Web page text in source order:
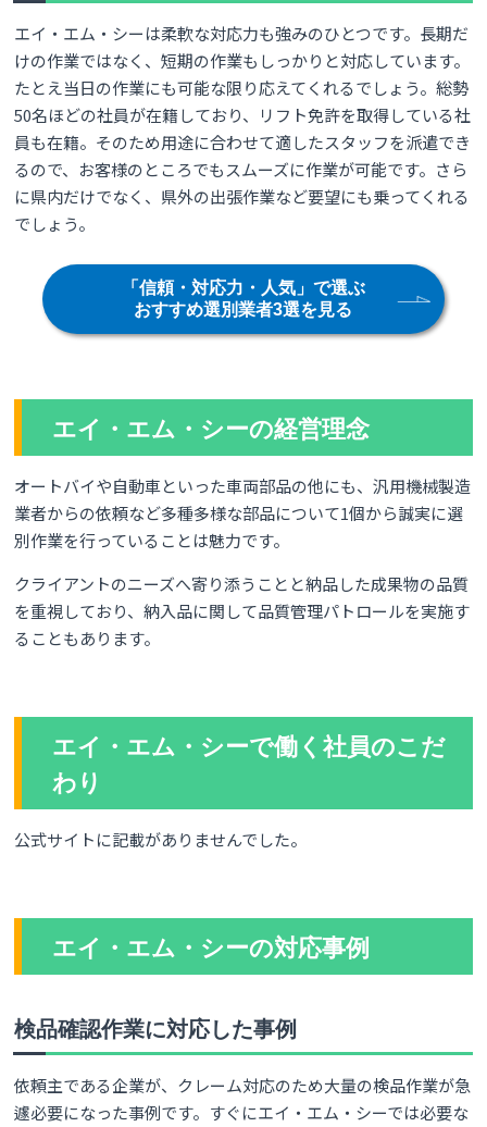
エイ・エム・シーは柔軟な対応力も強みのひとつです。長期だ
けの作業ではなく、短期の作業もしっかりと対応しています。
たとえ当日の作業にも可能な限り応えてくれるでしょう。総勢
50名ほどの社員が在籍しており、リフト免許を取得している社
員も在籍。そのため用途に合わせて適したスタッフを派遣でき
るので、お客様のところでもスムーズに作業が可能です。さら
に県内だけでなく、県外の出張作業など要望にも乗ってくれる
でしょう。
「信頼・対応力・人気」で選ぶ
おすすめ選別業者3選を見る
エイ・エム・シーの経営理念
オートバイや自動車といった車両部品の他にも、汎用機械製造
業者からの依頼など多種多様な部品について1個から誠実に選
別作業を行っていることは魅力です。
クライアントのニーズへ寄り添うことと納品した成果物の品質
を重視しており、納入品に関して品質管理パトロールを実施す
ることもあります。
エイ・エム・シーで働く社員のこだ
わり
公式サイトに記載がありませんでした。
エイ・エム・シーの対応事例
検品確認作業に対応した事例
依頼主である企業が、クレーム対応のため大量の検品作業が急
遽必要になった事例です。すぐにエイ・エム・シーでは必要な